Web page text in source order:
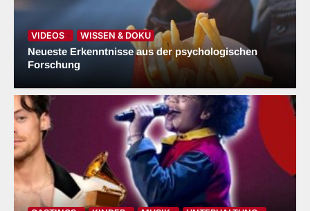
VIDEOS WISSEN & DOKU
Neueste Erkenntnisse aus der psychologischen
Forschung